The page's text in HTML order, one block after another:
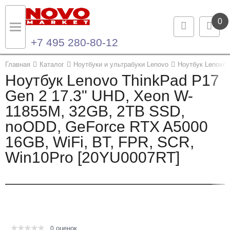
0
+7 495 280-80-12
Главная Каталог Ноутбуки и ультрабуки Lenovo Ноутбук
Ноутбук Lenovo ThinkPad P17
Gen 2 17.3" UHD, Xeon W-
11855M, 32GB, 2TB SSD,
noODD, GeForce RTX A5000
16GB, WiFi, BT, FPR, SCR,
Win10Pro [20YU0007RT]
0 оценок
Назад
Каталог продукции
Ноутбуки и ультрабуки
Компьютеры
Моноблоки
Назад
Контакты
Контактная информация